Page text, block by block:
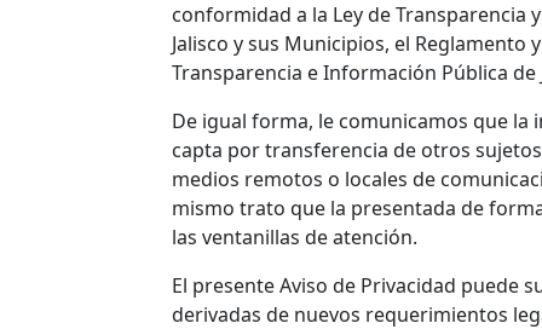
conformidad a la Ley de Transparencia
Jalisco y sus Municipios, el
Transparencia e Información Pública de
De igual forma, le comunicamos que
capta por transferencia de otros
medios remotos o locales de
mismo trato que la presentada de
las ventanillas de atención.
El presente Aviso de Privacidad puede
derivadas de nuevos requerimientos